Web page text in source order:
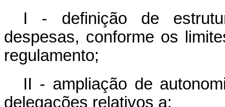
I - definição de
despesas, conforme os
regulamento;
II - ampliação de
delegações relativos a: